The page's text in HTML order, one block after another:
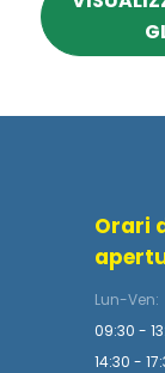
Orari
Lun-Ven:
09:30 -
14:30 -